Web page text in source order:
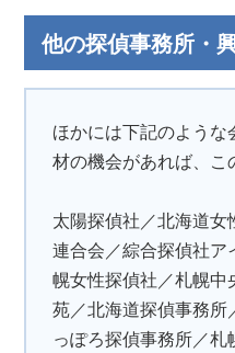
他の探偵事務所・
ほかには下記のよう
材の機会があれば、こ
太陽探偵社／北海道
連合会／綜合探偵社
幌女性探偵社／札幌
苑／北海道探偵事務所
っぽろ探偵事務所／